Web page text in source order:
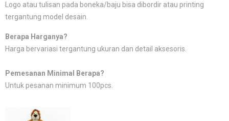
Logo atau tulisan pada boneka/baju bisa dibordir atau printing
tergantung model desain.
Berapa Harganya?
Harga bervariasi tergantung ukuran dan detail aksesoris.
Pemesanan Minimal Berapa?
Untuk pesanan minimum 100pcs.